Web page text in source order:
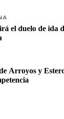
el duelo de ida
Arroyos y